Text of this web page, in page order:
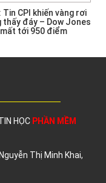
Giá vàng SJC, vàng nhẫn
ngày 5/4
HỌC PHẦN MỀM
Thị Minh Khai,